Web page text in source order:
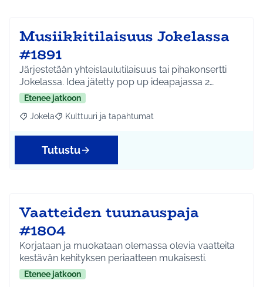
Musiikkitilaisuus Jokelassa
#1891
Järjestetään yhteislaulutilaisuus tai pihakonsertti
Jokelassa. Idea jätetty pop up ideapajassa 2…
Etenee jatkoon
Rajaa tulokset aihepiirin mukaan: Jokela
Jokela Rajaa tulokset teeman mukaan: Kulttuuri ja
Kulttuuri ja tapahtumat
Tutustu
Vaatteiden tuunauspaja
#1804
Korjataan ja muokataan olemassa olevia vaatteita
kestävän kehityksen periaatteen mukaisesti.
Etenee jatkoon